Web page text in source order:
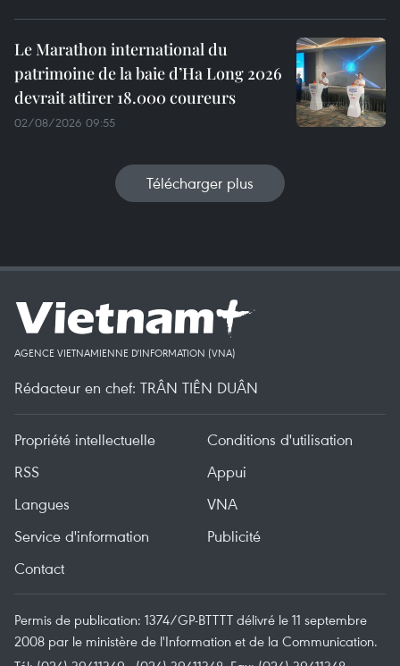
Le Marathon international du
patrimoine de la baie d’Ha Long 2026
devrait attirer 18.000 coureurs
02/08/2026 09:55
Télécharger plus
AGENCE VIETNAMIENNE D'INFORMATION (VNA)
Rédacteur en chef: TRÂN TIÊN DUÂN
Propriété intellectuelle
Conditions d'utilisation
RSS
Appui
Langues
VNA
Service d'information
Publicité
Contact
Permis de publication: 1374/GP-BTTTT délivré le 11 septembre
2008 par le ministère de l'Information et de la Communication.